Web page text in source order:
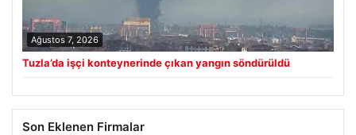
Ağustos 7, 2026
Tuzla’da işçi konteynerinde çıkan yangın söndürüldü
Son Eklenen Firmalar